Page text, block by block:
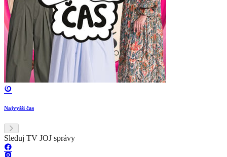
Najvyšší čas
Sleduj TV JOJ správy